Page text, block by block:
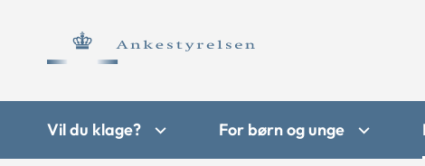
Vil du klage? For børn og unge